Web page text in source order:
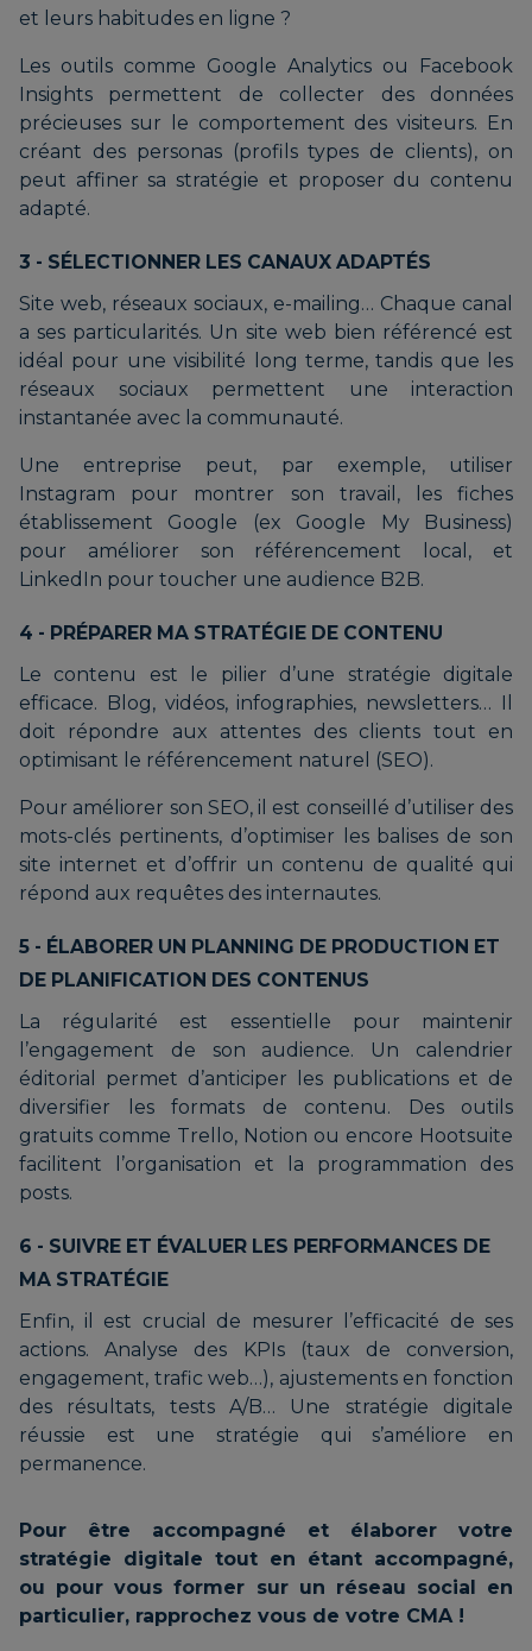
et leurs habitudes en ligne ?
Les outils comme Google Analytics ou Facebook
Insights permettent de collecter des données
précieuses sur le comportement des visiteurs. En
créant des personas (profils types de clients), on
peut affiner sa stratégie et proposer du contenu
adapté.
3 - SÉLECTIONNER LES CANAUX ADAPTÉS
Site web, réseaux sociaux, e-mailing… Chaque canal
a ses particularités. Un site web bien référencé est
idéal pour une visibilité long terme, tandis que les
réseaux sociaux permettent une interaction
instantanée avec la communauté.
Une entreprise peut, par exemple, utiliser
Instagram pour montrer son travail, les fiches
établissement Google (ex Google My Business)
pour améliorer son référencement local, et
LinkedIn pour toucher une audience B2B.
4 - PRÉPARER MA STRATÉGIE DE CONTENU
Le contenu est le pilier d’une stratégie digitale
efficace. Blog, vidéos, infographies, newsletters… Il
doit répondre aux attentes des clients tout en
optimisant le référencement naturel (SEO).
Pour améliorer son SEO, il est conseillé d’utiliser des
mots-clés pertinents, d’optimiser les balises de son
site internet et d’offrir un contenu de qualité qui
répond aux requêtes des internautes.
5 - ÉLABORER UN PLANNING DE PRODUCTION ET
DE PLANIFICATION DES CONTENUS
La régularité est essentielle pour maintenir
l’engagement de son audience. Un calendrier
éditorial permet d’anticiper les publications et de
diversifier les formats de contenu. Des outils
gratuits comme Trello, Notion ou encore Hootsuite
facilitent l’organisation et la programmation des
posts.
6 - SUIVRE ET ÉVALUER LES PERFORMANCES DE
MA STRATÉGIE
Enfin, il est crucial de mesurer l’efficacité de ses
actions. Analyse des KPIs (taux de conversion,
engagement, trafic web…), ajustements en fonction
des résultats, tests A/B… Une stratégie digitale
réussie est une stratégie qui s’améliore en
permanence.
Pour être accompagné et élaborer votre
stratégie digitale tout en étant accompagné,
ou pour vous former sur un réseau social en
particulier, rapprochez vous de votre CMA !